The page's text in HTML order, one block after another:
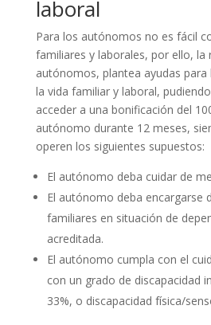
laboral
Para los autónomos no es fácil
familiares y laborales, por ello, la
autónomos, plantea ayudas para
la vida familiar y laboral,
acceder a una bonificación del
autónomo durante 12 meses,
operen los siguientes supuestos:
El autónomo deba cuidar de
El autónomo deba encargarse
familiares en situación de
acreditada.
El autónomo cumpla con el
con un grado de discapacidad
33%, o discapacidad física/